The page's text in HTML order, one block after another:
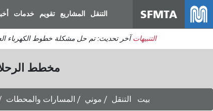
SFMTA التنقل المشاريع تقويم خدمات
التنبيهات آخر تحديث: تم حل مشكلة خطوط الكهرباء
مخطط
بيت التنقل موني المسارات والمحطات